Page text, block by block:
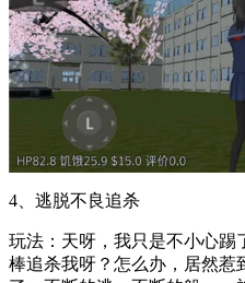
4、逃脱不良追杀
玩法：天呀，我只是不小心踢
棒追杀我呀？怎么办，居然惹